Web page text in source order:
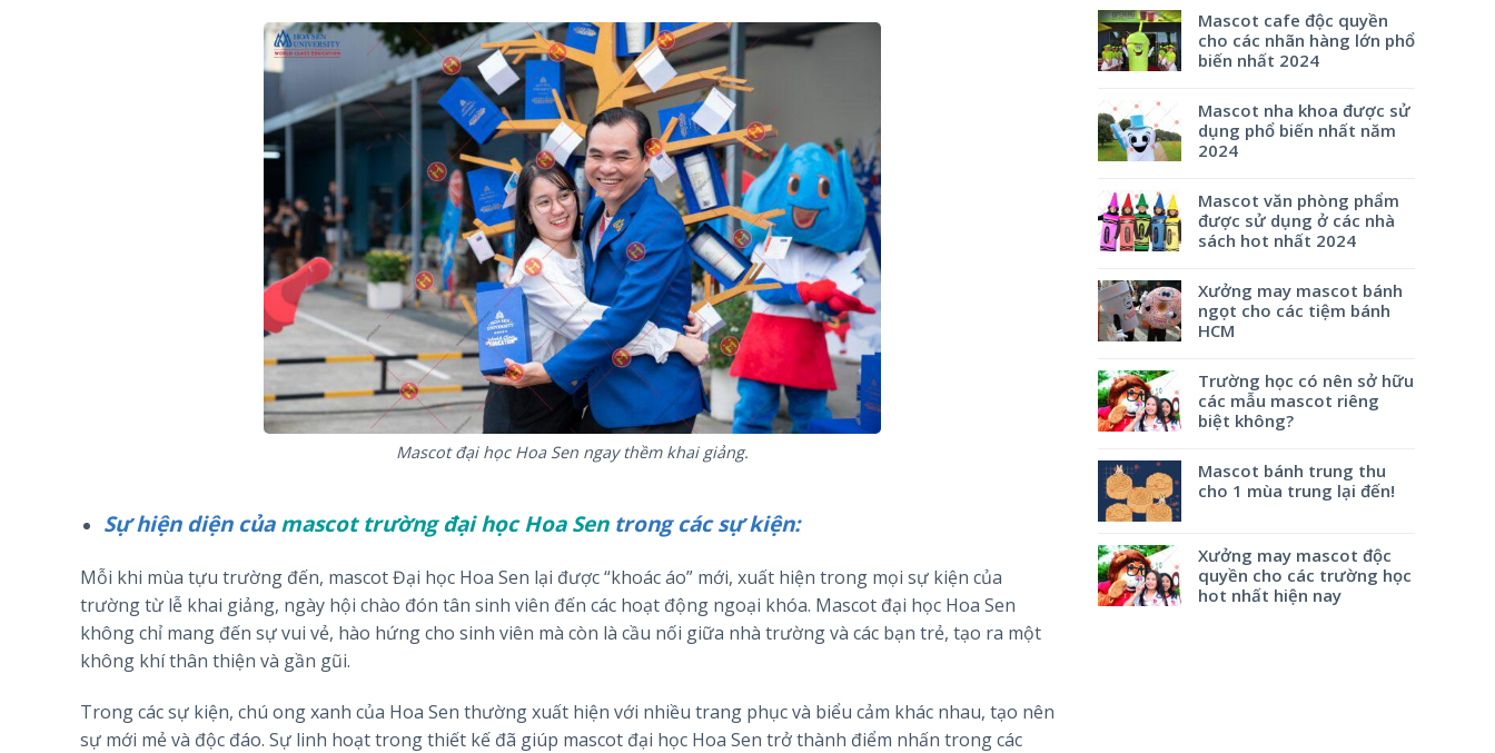
Mascot đại học Hoa Sen ngay thềm khai giảng.
Sự hiện diện củamascot trường đại học Hoa Sentrong các sự kiện:
Mỗi khi mùa tựu trường đến, mascot Đại học Hoa Sen lại được “khoác áo” mới, xuất hiện trong mọi sự kiện của
trường từ lễ khai giảng, ngày hội chào đón tân sinh viên đến các hoạt động ngoại khóa. Mascot đại học Hoa Sen
không chỉ mang đến sự vui vẻ, hào hứng cho sinh viên mà còn là cầu nối giữa nhà trường và các bạn trẻ, tạo ra một
không khí thân thiện và gần gũi.
Trong các sự kiện, chú ong xanh của Hoa Sen thường xuất hiện với nhiều trang phục và biểu cảm khác nhau, tạo nên
sự mới mẻ và độc đáo. Sự linh hoạt trong thiết kế đã giúp mascot đại học Hoa Sen trở thành điểm nhấn trong các
Mascot cafe độc quyền
cho các nhãn hàng lớn phổ
biến nhất 2024
Mascot nha khoa được sử
dụng phổ biến nhất năm
2024
Mascot văn phòng phẩm
được sử dụng ở các nhà
sách hot nhất 2024
Xưởng may mascot bánh
ngọt cho các tiệm bánh
HCM
Trường học có nên sở hữu
các mẫu mascot riêng
biệt không?
Mascot bánh trung thu
cho 1 mùa trung lại đến!
Xưởng may mascot độc
quyền cho các trường học
hot nhất hiện nay